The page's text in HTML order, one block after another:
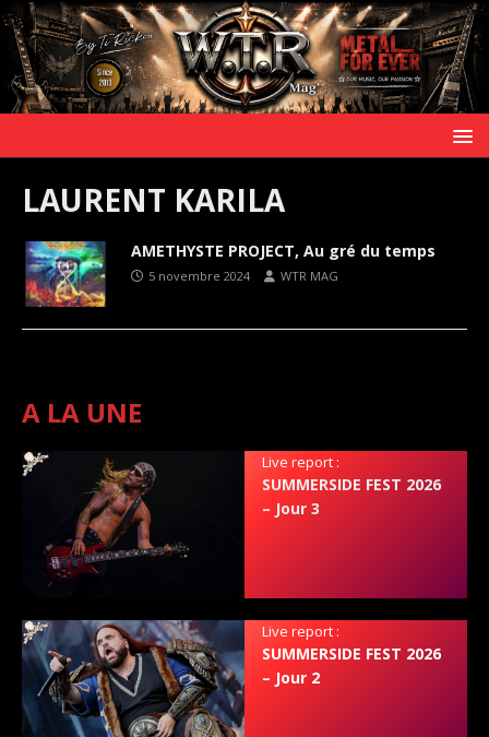
LAURENT KARILA
AMETHYSTE PROJECT, Au gré du temps
5 novembre 2024 WTR MAG
A LA UNE
Live report :
SUMMERSIDE FEST 2026
– Jour 3
Live report :
SUMMERSIDE FEST 2026
– Jour 2